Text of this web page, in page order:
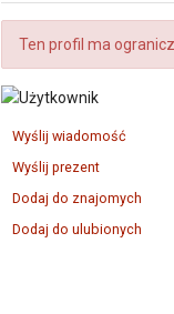
Ten profil ma
Wyślij wiadomość
Wyślij prezent
Dodaj do znajomych
Dodaj do ulubionych